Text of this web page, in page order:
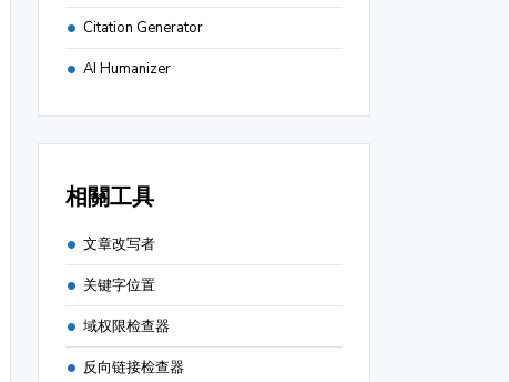
Citation Generator
AI Humanizer
相關工具
文章改写者
关键字位置
域权限检查器
反向链接检查器